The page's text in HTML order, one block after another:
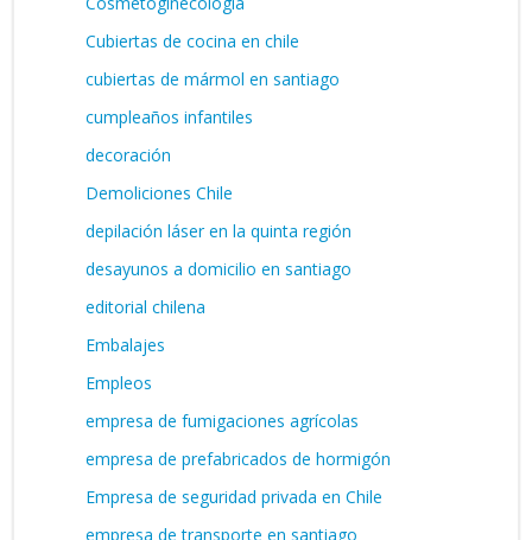
Cubiertas de cocina en chile
cubiertas de mármol en santiago
cumpleaños infantiles
decoración
Demoliciones Chile
depilación láser en la quinta región
desayunos a domicilio en santiago
editorial chilena
Embalajes
Empleos
empresa de fumigaciones agrícolas
empresa de prefabricados de hormigón
Empresa de seguridad privada en Chile
empresa de transporte en santiago